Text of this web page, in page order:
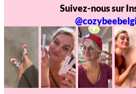
Suivez-nous sur